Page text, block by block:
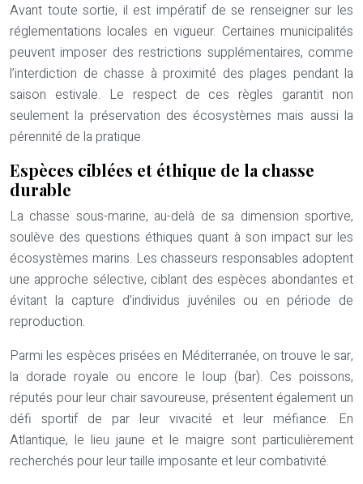
Avant toute sortie, il est impératif de se renseigner sur les
réglementations locales en vigueur. Certaines municipalités
peuvent imposer des restrictions supplémentaires, comme
l’interdiction de chasse à proximité des plages pendant la
saison estivale. Le respect de ces règles garantit non
seulement la préservation des écosystèmes mais aussi la
pérennité de la pratique.
Espèces ciblées et éthique de la chasse
durable
La chasse sous-marine, au-delà de sa dimension sportive,
soulève des questions éthiques quant à son impact sur les
écosystèmes marins. Les chasseurs responsables adoptent
une approche sélective, ciblant des espèces abondantes et
évitant la capture d’individus juvéniles ou en période de
reproduction.
Parmi les espèces prisées en Méditerranée, on trouve le sar,
la dorade royale ou encore le loup (bar). Ces poissons,
réputés pour leur chair savoureuse, présentent également un
défi sportif de par leur vivacité et leur méfiance. En
Atlantique, le lieu jaune et le maigre sont particulièrement
recherchés pour leur taille imposante et leur combativité.